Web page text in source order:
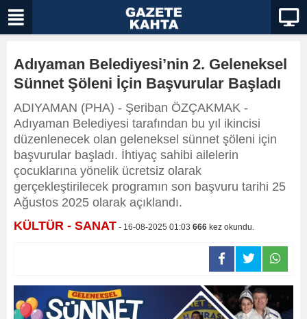
Adıyaman Belediyesi’nin 2. Geleneksel
Sünnet Şöleni İçin Başvurular Başladı
ADIYAMAN (PHA) - Şeriban ÖZÇAKMAK -
Adıyaman Belediyesi tarafından bu yıl ikincisi
düzenlenecek olan geleneksel sünnet şöleni için
başvurular başladı. İhtiyaç sahibi ailelerin
çocuklarına yönelik ücretsiz olarak
gerçekleştirilecek programın son başvuru tarihi 25
Ağustos 2025 olarak açıklandı.
KÜLTÜR - SANAT - 16-08-2025 01:03 666 kez okundu.